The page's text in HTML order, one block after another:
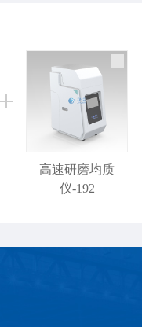
高速研磨均质
仪-192